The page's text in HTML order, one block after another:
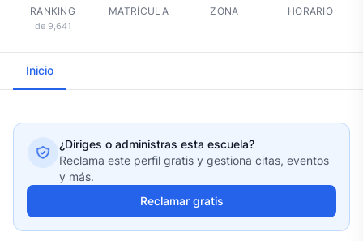
RANKING
de 9,641
MATRÍCULA ZONA HORARIO
Inicio
¿Diriges o administras esta escuela?
Reclama este perfil gratis y gestiona citas, eventos
y más.
Reclamar gratis